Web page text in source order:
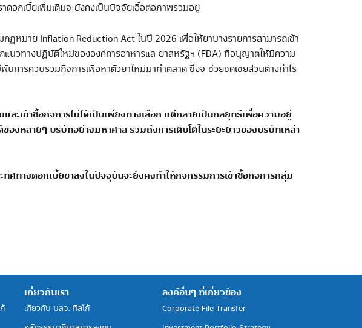
อกเบี้ยเพิ่มเติมจะยังคงเป็นปัจจัยเอื้อต่อภาพรวมอยู่
หมาย Inflation Reduction Act ในปี 2026 เพื่อให้ยาบางรายการสามารถเข้า
นวทางปฏิบัติใหม่ขององค์การอาหารและยาสหรัฐฯ (FDA) ที่อนุญาตให้มีความ
การควบรวมกิจการเพื่อหาตัวยาใหม่มาทำตลาด ซึ่งจะช่วยชดเชยส่วนต่างกำไร
ละเข้าซื้อกิจการไม่ได้เป็นเพียงทางเลือก แต่กลายเป็นกลยุทธ์เพื่อความอยู่
องหลายๆ บริษัทอย่างมหาศาล รวมถึงการเติบโตในระยะยาวของบริษัทเหล่า
ทางดอกเบี้ยขาลงในปัจจุบันจะยังคงทำให้กิจกรรมการเข้าซื้อกิจการกลุ่ม
เกี่ยวกับเรา
เกี่ยวกับ บลจ. ทิสโก้
ลิงค์อื่นๆ ที่เกี่ยวข้อง
Corporate File Transfer